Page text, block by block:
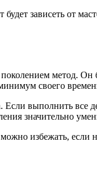
зависеть от
метод.
своего
выполнить все
значительно
избежать, если